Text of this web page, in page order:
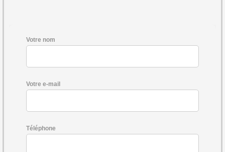
Votre nom
Votre e-mail
Téléphone